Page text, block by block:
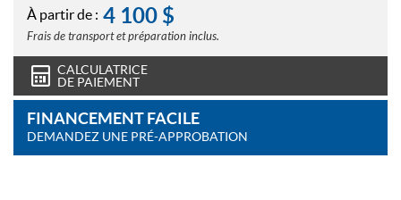
À partir de : 4 100 $
Frais de transport et préparation inclus.
CALCULATRICE
DE PAIEMENT
FINANCEMENT FACILE
DEMANDEZ UNE PRÉ-APPROBATION